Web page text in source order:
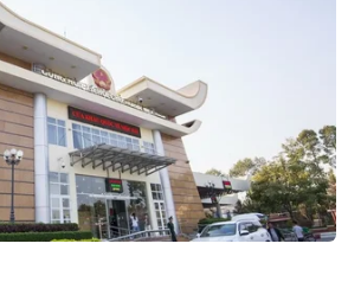
mưa từ đêm
nắng nóng
nhiệt đới trên khu